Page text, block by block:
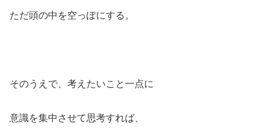
ただ頭の中を空っぽにする。
そのうえで、考えたいこと一点に
意識を集中させて思考すれば、